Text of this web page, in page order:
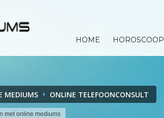
HOME HOROSCOOP
MEDIUMS ONLINE TELEFOONCONSULT
met online mediums